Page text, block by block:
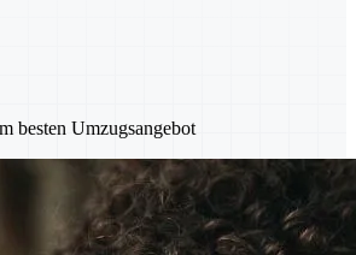
besten Umzugsangebot